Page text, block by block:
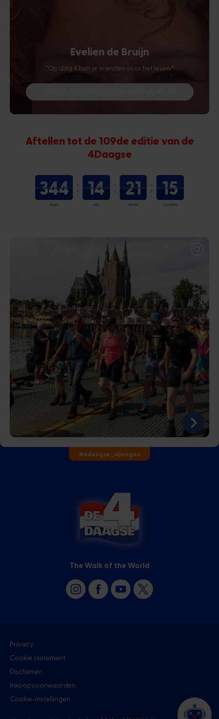
Evelien de Bruijn
“Op dag 4 ben je vrienden voor het leven.”
Aftellen tot de 109de editie van de
4Daagse
344
dagen
14
uren
21
minuten
14
seconden
@4daagse_nijmegen
The Walk of the World
Privacy
Cookie statement
Disclaimer
Inkoopvoorwaarden
Cookie-instellingen